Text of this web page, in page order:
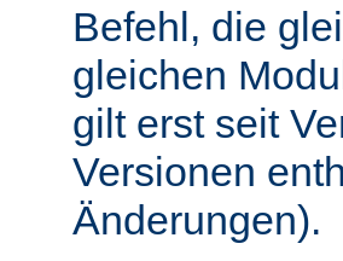
Befehl, die
gleichen
gilt erst seit
Versionen
Änderungen).